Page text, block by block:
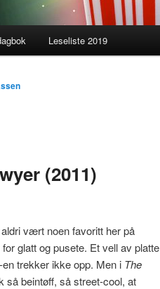
Leseliste 2019
(2011)
vært noen favoritt her på
glatt og pusete. Et vell av platte
trekker ikke opp. Men i The
så beintøff, så street-cool, at